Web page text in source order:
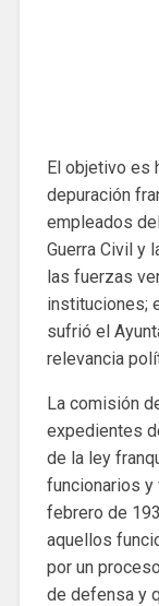
El objetivo es
depuración
empleados
Guerra Civil y
las fuerzas
instituciones;
sufrió el
relevancia
La comisión
expedientes
de la ley
funcionarios y
febrero de
aquellos
por un
de defensa y